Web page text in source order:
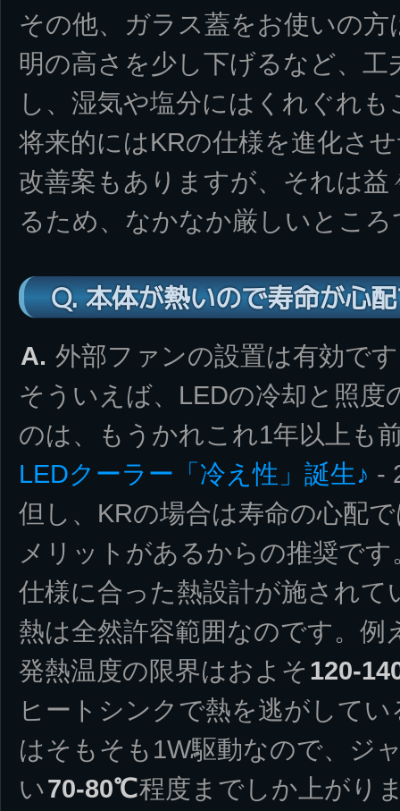
その他、ガラス蓋をお使いの
明の高さを少し下げるなど、
し、湿気や塩分にはくれぐれも
将来的にはKRの仕様を進化さ
改善案もありますが、それは
るため、なかなか厳しいところ
Q. 本体が熱いので寿命が心
A. 外部ファンの設置は有効で
そういえば、LEDの冷却と照度
のは、もうかれこれ1年以上も
LEDクーラー「冷え性」誕生♪ -
但し、KRの場合は寿命の心配
メリットがあるからの推奨で
仕様に合った熱設計が施されて
熱は全然許容範囲なのです。例
発熱温度の限界はおよそ 120-
ヒートシンクで熱を逃がして
はそもそも1W駆動なので、ジ
い70-80℃程度までしか上がり